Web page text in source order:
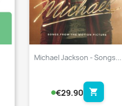
Michael Jackson - Songs...
€29.90 shopping_cart